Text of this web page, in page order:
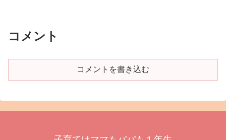
コメント
コメントを書き込む